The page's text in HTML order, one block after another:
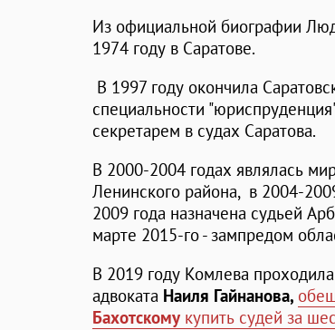
Из официальной биографии
1974 году в Саратове.
В 1997 году окончила
специальности
секретарем в судах Саратова.
В 2000-2004 годах являлась
Ленинского района, в 2004-
2009 года назначена судьей
марте 2015-го - зампредом
В 2019 году Комлева
адвоката Наиля Гайнанова,
Бахотскому купить судей за